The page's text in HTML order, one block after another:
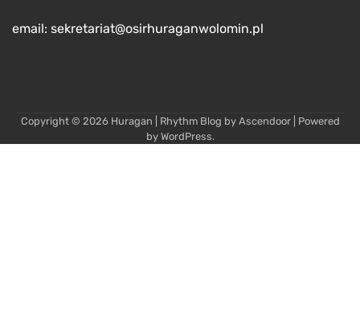
email: sekretariat@osirhuraganwolomin.pl
Copyright © 2026 Huragan | Rhythm Blog by Ascendoor| Powered
by WordPress.